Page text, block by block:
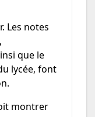
Les notes
que le
lycée, font
montrer